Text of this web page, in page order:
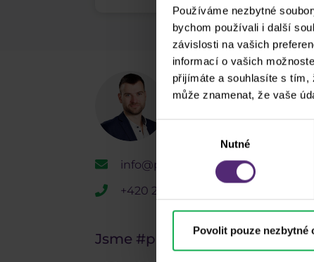
Používáme nezbytné
bychom používali i další
závislosti na vašich
informací o vašich
přijímáte a souhlasíte s tím,
může znamenat, že vaše
Výběr
Nutné
Povolit pouze nezbytné
Potřebujete
Jsme tu pro vás
info@purple-trading.com
+420 228 884 711
Jsme #purpletrading